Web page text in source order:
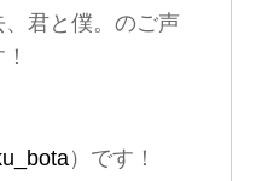
君と僕。のご声
）です！